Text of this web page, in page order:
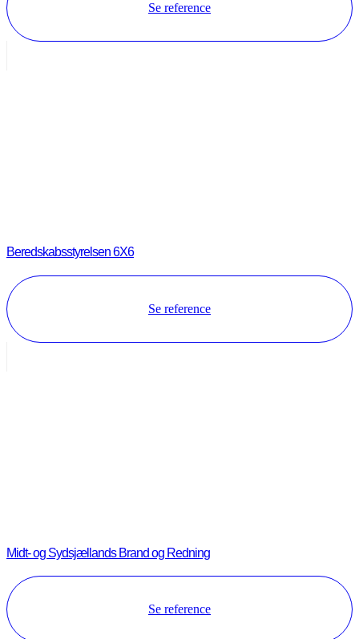
Se reference
Beredskabsstyrelsen 6X6
Se reference
Midt- og Sydsjællands Brand og Redning
Se reference